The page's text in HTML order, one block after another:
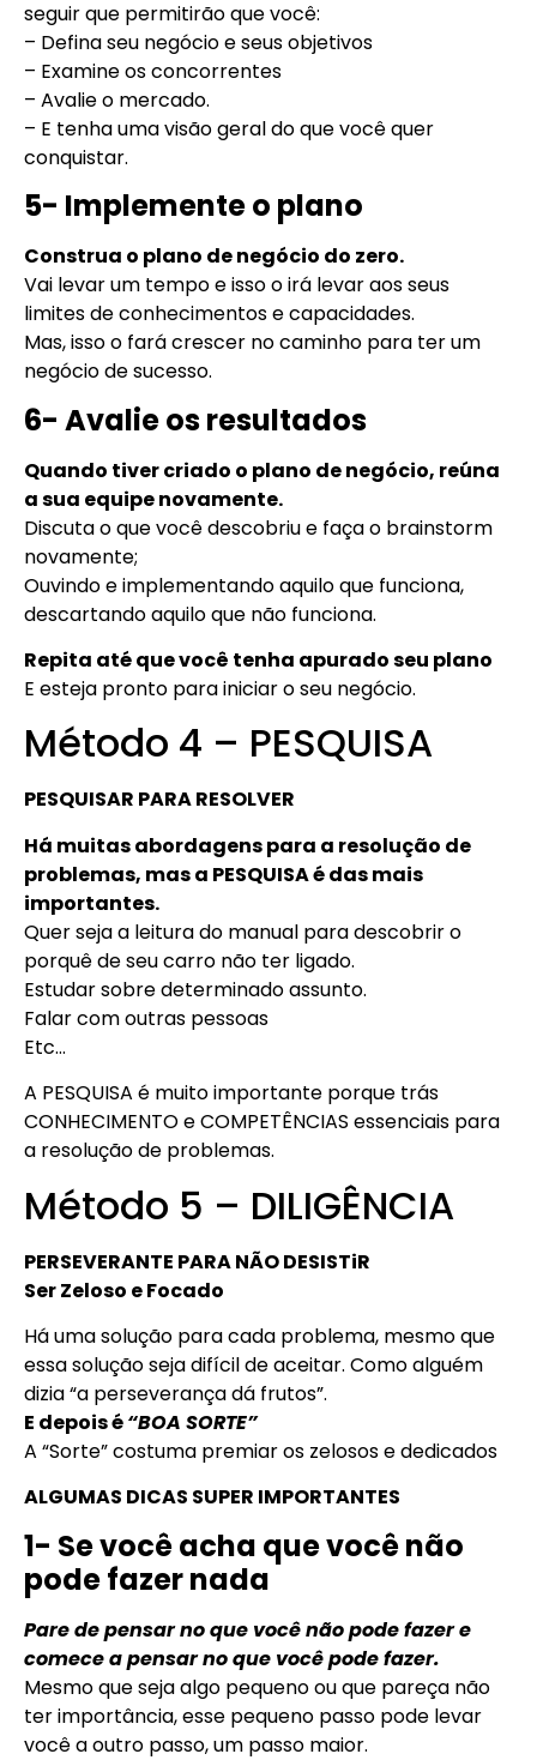
seguir que permitirão que você:
– Defina seu negócio e seus objetivos
– Examine os concorrentes
– Avalie o mercado.
– E tenha uma visão geral do que você quer
conquistar.
5- Implemente o plano
Construa o plano de negócio do zero.
Vai levar um tempo e isso o irá levar aos seus
limites de conhecimentos e capacidades.
Mas, isso o fará crescer no caminho para ter um
negócio de sucesso.
6- Avalie os resultados
Quando tiver criado o plano de negócio, reúna
a sua equipe novamente.
Discuta o que você descobriu e faça o brainstorm
novamente;
Ouvindo e implementando aquilo que funciona,
descartando aquilo que não funciona.
Repita até que você tenha apurado seu plano
E esteja pronto para iniciar o seu negócio.
Método 4 – PESQUISA
PESQUISAR PARA RESOLVER
Há muitas abordagens para a resolução de
problemas, mas a PESQUISA é das mais
importantes.
Quer seja a leitura do manual para descobrir o
porquê de seu carro não ter ligado.
Estudar sobre determinado assunto.
Falar com outras pessoas
Etc…
A PESQUISA é muito importante porque trás
CONHECIMENTO e COMPETÊNCIAS essenciais para
a resolução de problemas.
Método 5 – DILIGÊNCIA
PERSEVERANTE PARA NÃO DESISTiR
Ser Zeloso e Focado
Há uma solução para cada problema, mesmo que
essa solução seja difícil de aceitar. Como alguém
dizia “a perseverança dá frutos”.
E depois é“BOA SORTE”
A “Sorte” costuma premiar os zelosos e dedicados
ALGUMAS DICAS SUPER IMPORTANTES
1- Se você acha que você não
pode fazer nada
Pare de pensar no que você não pode fazer e
comece a pensar no que você pode fazer.
Mesmo que seja algo pequeno ou que pareça não
ter importância, esse pequeno passo pode levar
você a outro passo, um passo maior.